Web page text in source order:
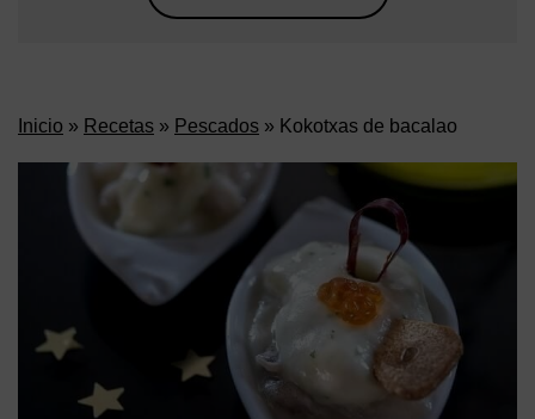
Inicio » Recetas » Pescados » Kokotxas de bacalao